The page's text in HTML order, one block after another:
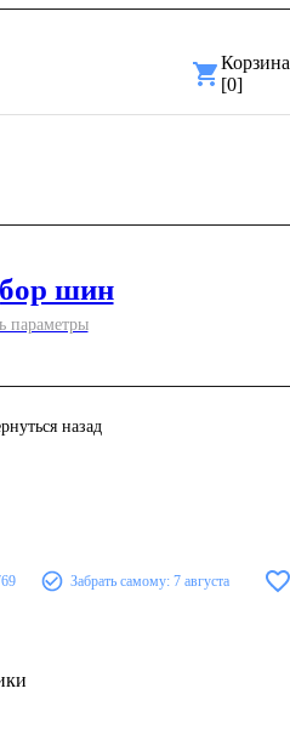
Корзина
[0]
шин
параметры
назад
Забрать самому: 7 августа